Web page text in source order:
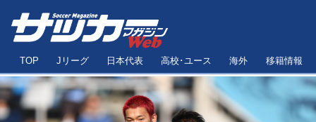
TOP Jリーグ 日本代表 高校･ユース 海外 移籍情報